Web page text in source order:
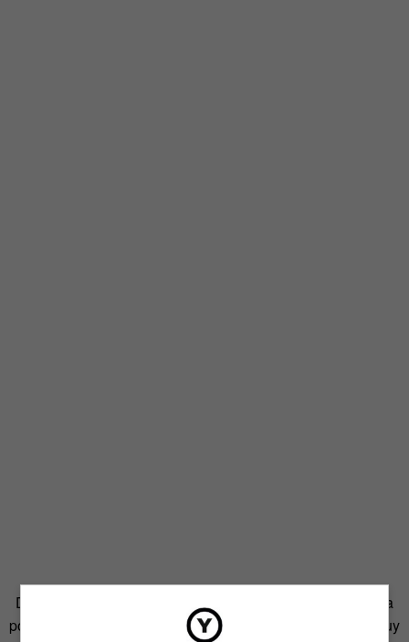
Dado el éxito de los eslóganes en el mundo publicitario, la
política los miró de nuevo con buenos ojos. Al principio, muy